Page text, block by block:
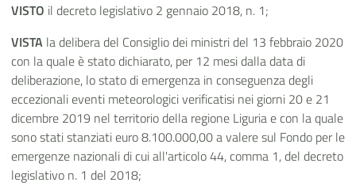
VISTO il decreto legislativo 2 gennaio 2018, n. 1;
VISTA la delibera del Consiglio dei ministri del 13 febbraio 2020
con la quale è stato dichiarato, per 12 mesi dalla data di
deliberazione, lo stato di emergenza in conseguenza degli
eccezionali eventi meteorologici verificatisi nei giorni 20 e 21
dicembre 2019 nel territorio della regione Liguria e con la quale
sono stati stanziati euro 8.100.000,00 a valere sul Fondo per le
emergenze nazionali di cui all'articolo 44, comma 1, del decreto
legislativo n. 1 del 2018;